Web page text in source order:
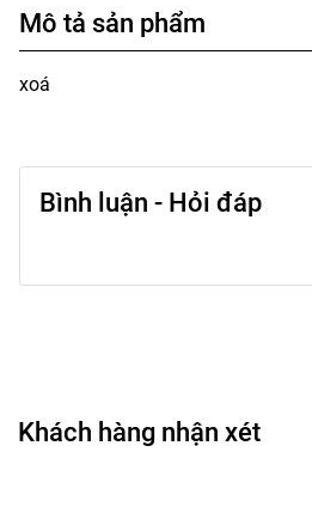
Mô tả sản phẩm
xoá
Bình luận - Hỏi đáp
Khách hàng nhận xét